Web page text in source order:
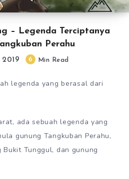
– Legenda Terciptanya
Perahu
2019 6 Min Read
legenda yang berasal dari
ada sebuah legenda yang
gunung Tangkuban Perahu,
Bukit Tunggul, dan gunung